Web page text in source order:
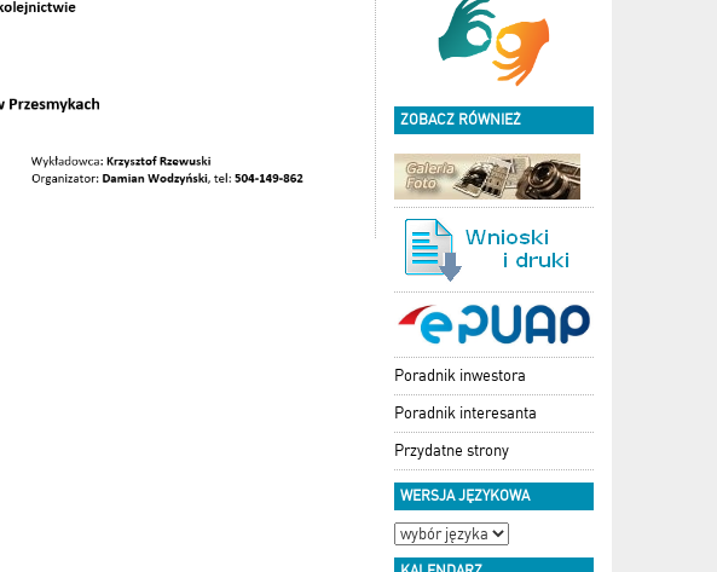
ZOBACZ RÓWNIEŻ
Poradnik inwestora
Poradnik interesanta
Przydatne strony
WERSJA JĘZYKOWA